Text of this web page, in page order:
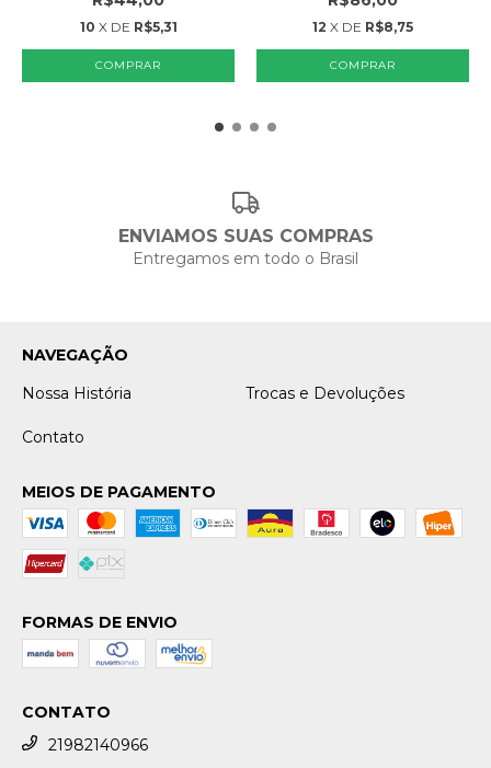
10 X DE R$5,31
COMPRAR
12 X DE R$8,75
COMPRAR
ENVIAMOS SUAS COMPRAS
Entregamos em todo o Brasil
NAVEGAÇÃO
Nossa História
Trocas e Devoluções
Contato
MEIOS DE PAGAMENTO
FORMAS DE ENVIO
CONTATO
21982140966